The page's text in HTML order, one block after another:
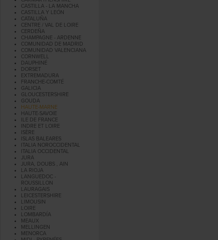
CASTILLA - LA MANCHA
CASTILLA Y LEÓN
CATALUÑA
CENTRE / VAL DE LOIRE
CERDEÑA
CHAMPAGNE - ARDENNE
COMUNIDAD DE MADRID
COMUNIDAD VALENCIANA
CORNWELL
DAUPHINÉ
DORSET
EXTREMADURA
FRANCHE-COMTÉ
GALICIA
GLOUCESTERSHIRE
GOUDA
HAUTE-MARNE
HAUTE-SAVOIE
ILE DE FRANCE
INDRE ET LOIRE
ISÈRE
ISLAS BALEARES
ITALIA NOROCCIDENTAL
ITALIA OCCIDENTAL
JURA
JURA, DOUBS , AIN
LA RIOJA
LANGUEDOC -
ROUSSILLON
LAURAGAIS
LEICESTERSHIRE
LIMOUSIN
LOIRE
LOMBARDÍA
MEAUX
MELLINGEN
MENORCA